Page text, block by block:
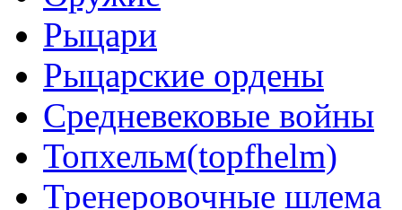
Рыцари
Рыцарские ордены
Средневековые войны
Топхельм(topfhelm)
Тренеровочные шлема